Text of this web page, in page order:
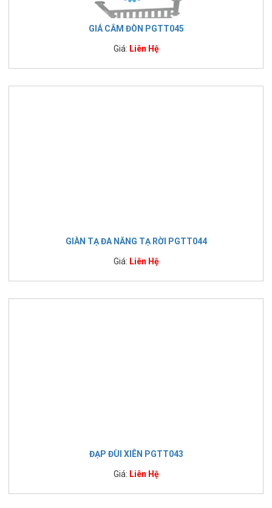
GIÁ CẮM ĐÒN PGTT045
Giá: Liên Hệ
GIÀN TẠ ĐA NĂNG TẠ RỜI PGTT044
Giá: Liên Hệ
ĐẠP ĐÙI XIÊN PGTT043
Giá: Liên Hệ